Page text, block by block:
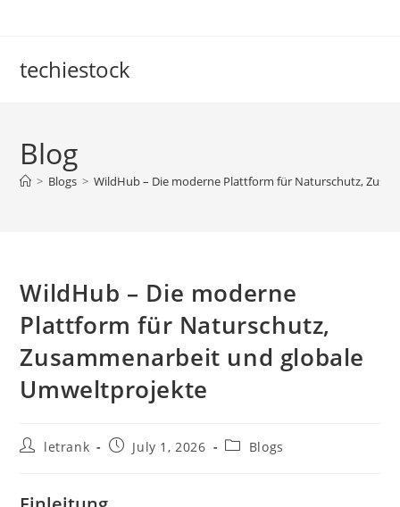
techiestock
Blog
> Blogs > WildHub – Die moderne Plattform für Naturschutz,
WildHub – Die moderne
Plattform für Naturschutz,
Zusammenarbeit und globale
Umweltprojekte
Postletrank
PostJuly 1, 2026
PostBlogs